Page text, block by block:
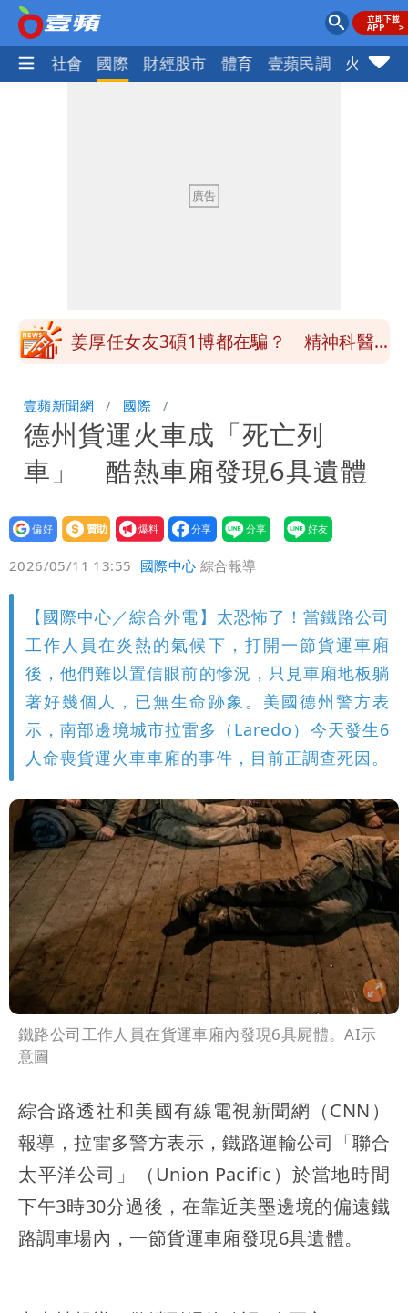
政治 社會 國際 財經股市 體育 壹蘋民調 火線話
有人利用「上人」掏空慈濟？ 張景森提2
小三傳言：你在講三小？
姜厚任女友3碩1博都在騙？ 精神科醫
孫戀」 75歲男星傻淪小王一場空
離核戰更近？美軍擬鬆綁川普動用戰術性
有人利用「上人」掏空慈濟？ 張景森提2
建議：這是保護慈濟
壹蘋新聞網 國際
德州貨運火車成「死亡列
車」 酷熱車廂發現6具遺體
設為
贊助
我要
爆料
2026/05/11 13:55 國際中心 綜合報導
【國際中心／綜合外電】太恐怖了！當鐵路公司
工作人員在炎熱的氣候下，打開一節貨運車廂
後，他們難以置信眼前的慘況，只見車廂地板躺
著好幾個人，已無生命跡象。美國德州警方表
示，南部邊境城市拉雷多（Laredo）今天發生6
人命喪貨運火車車廂的事件，目前正調查死因。
鐵路公司工作人員在貨運車廂內發現6具屍體。AI示
意圖
綜合路透社和美國有線電視新聞網（CNN）
報導，拉雷多警方表示，鐵路運輸公司「聯合
太平洋公司」（Union Pacific）於當地時間
下午3時30分過後，在靠近美墨邊境的偏遠鐵
路調車場內，一節貨運車廂發現6具遺體。